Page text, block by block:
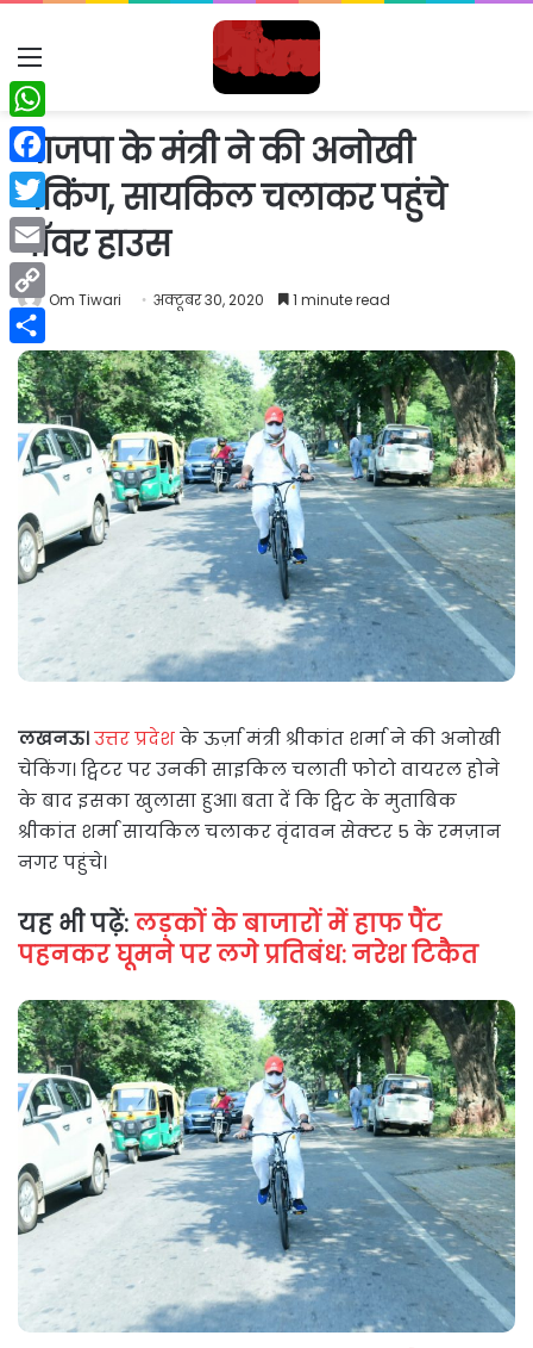
Menu
भाजपा के मंत्री ने की अनोखी
चेकिंग, सायकिल चलाकर पहुंचे
पॉवर हाउस
Om Tiwari अक्टूबर 30, 2020 1 minute read
लखनऊ।उत्तर प्रदेशके ऊर्ज़ा मंत्री श्रीकांत शर्मा ने की अनोखी
चेकिंग। ट्विटर पर उनकी साइकिल चलाती फोटो वायरल होने
के बाद इसका खुलासा हुआ। बता दें कि ट्विट के मुताबिक
श्रीकांत शर्मा सायकिल चलाकर वृंदावन सेक्टर 5 के रमज़ान
नगर पहुंचे।
यह भी पढ़ें:लड़कों के बाजारों में हाफ पैंट
पहनकर घूमने पर लगे प्रतिबंध: नरेश टिकैत
WhatsApp
Facebook
Twitter
Email
Copy
Link
Share